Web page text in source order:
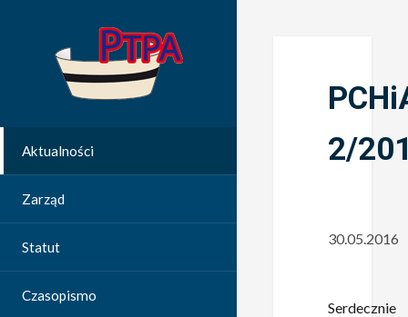
Aktualności
Zarząd
Statut
Czasopismo
2/
30.05.2016
Serdecznie